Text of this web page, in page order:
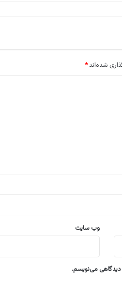
شده‌اند*
وب‌ سایت
دیدگاهی می‌نویسم.